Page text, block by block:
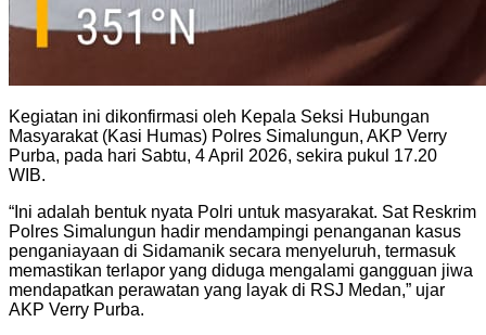
Kegiatan ini dikonfirmasi oleh Kepala Seksi Hubungan
Masyarakat (Kasi Humas) Polres Simalungun, AKP Verry
Purba, pada hari Sabtu, 4 April 2026, sekira pukul 17.20
WIB.
“Ini adalah bentuk nyata Polri untuk masyarakat. Sat Reskrim
Polres Simalungun hadir mendampingi penanganan kasus
penganiayaan di Sidamanik secara menyeluruh, termasuk
memastikan terlapor yang diduga mengalami gangguan jiwa
mendapatkan perawatan yang layak di RSJ Medan,” ujar
AKP Verry Purba.